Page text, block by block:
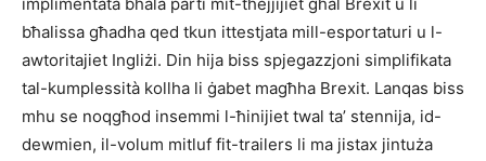
bħalissa għadha qed tkun ittestjata mill-esportaturi u l-
awtoritajiet Ingliżi. Din hija biss spjegazzjoni simplifikata
tal-kumplessità kollha li ġabet magħha Brexit. Lanqas biss
mhu se noqgħod insemmi l-ħinijiet twal ta’ stennija, id-
dewmien, il-volum mitluf fit-trailers li ma jistax jintuża